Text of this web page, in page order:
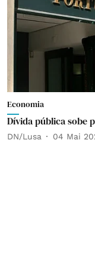
Economia
Dívida pública sobe
DN/Lusa 04 Mai